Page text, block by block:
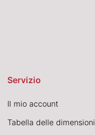
Servizio
Il mio account
Tabella delle dimensioni